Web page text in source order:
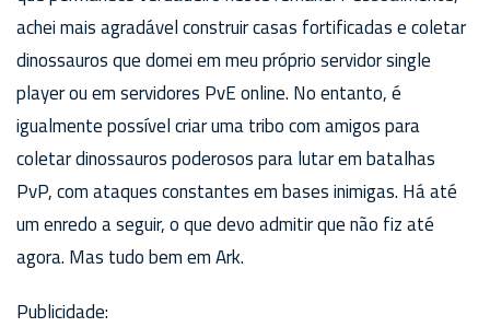
achei mais agradável construir casas fortificadas e coletar
dinossauros que domei em meu próprio servidor single
player ou em servidores PvE online. No entanto, é
igualmente possível criar uma tribo com amigos para
coletar dinossauros poderosos para lutar em batalhas
PvP, com ataques constantes em bases inimigas. Há até
um enredo a seguir, o que devo admitir que não fiz até
agora. Mas tudo bem em Ark.
Publicidade: